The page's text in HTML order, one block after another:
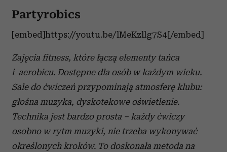
Partyrobics
[embed]https://youtu.be/lMeKzllg7S4[/embed]
Zajęcia fitness, które łączą elementy tańca
i aerobicu. Dostępne dla osób w każdym wieku.
Sale do ćwiczeń przypominają atmosferę klubu:
głośna muzyka, dyskotekowe oświetlenie.
Technika jest bardzo prosta – każdy ćwiczy
osobno w rytm muzyki, nie trzeba wykonywać
określonych kroków. To doskonała metoda na